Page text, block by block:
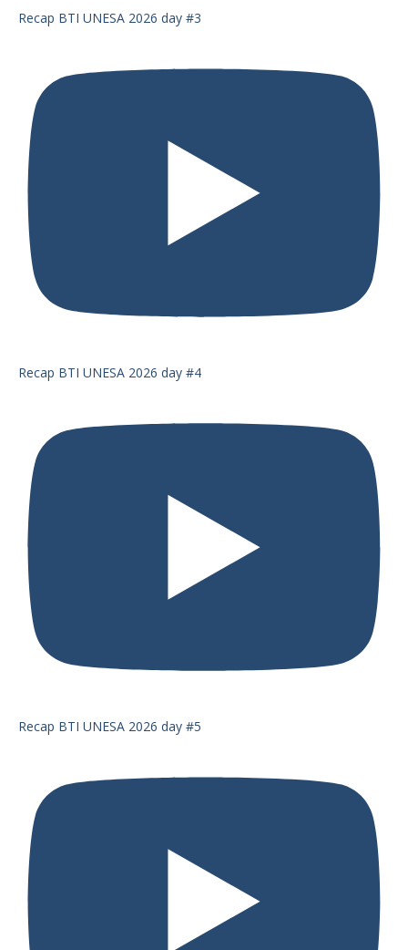
Recap BTI UNESA 2026 day #3
Recap BTI UNESA 2026 day #4
Recap BTI UNESA 2026 day #5